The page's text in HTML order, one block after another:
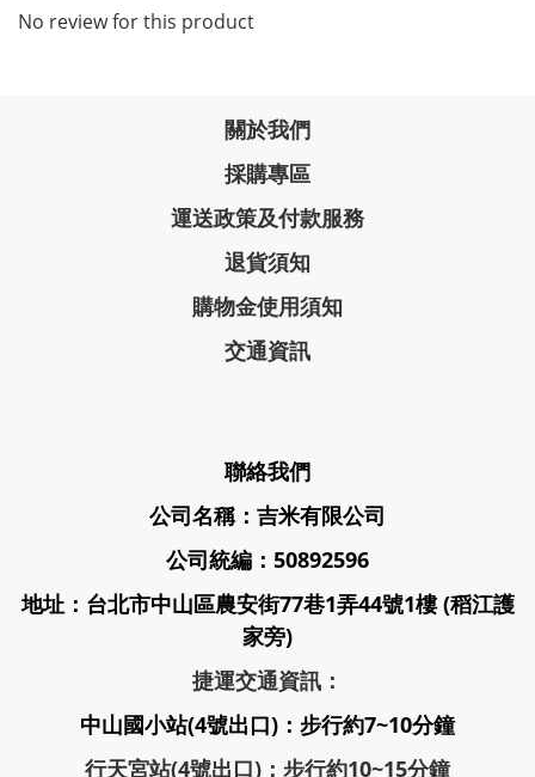
No review for this product
關於我們
採購專區
運送政策及付款服務
退貨須知
購物金使用須知
交通資訊
聯絡我們
公司名稱：吉米有限公司
公司統編：50892596
地址：台北市中山區農安街77巷1弄44號1樓 (稻江護
家旁)
捷運交通資訊：
中山國小站(4號出口)：步行約7~10分鐘
行天宮站(4號出口)：步行約10~15分鐘